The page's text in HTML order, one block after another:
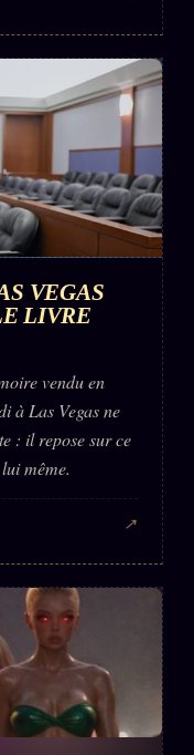
VEGAS
LIVRE
vendu en
à Las Vegas ne
: il repose sur ce
même.
↗